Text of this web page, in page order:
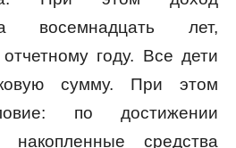
восемнадцать лет,
году. Все дети
сумму. При этом
по достижении
накопленные средства